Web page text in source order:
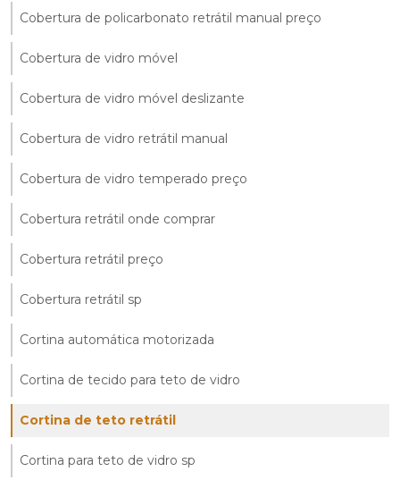
Cobertura de policarbonato retrátil manual preço
Cobertura de vidro móvel
Cobertura de vidro móvel deslizante
Cobertura de vidro retrátil manual
Cobertura de vidro temperado preço
Cobertura retrátil onde comprar
Cobertura retrátil preço
Cobertura retrátil sp
Cortina automática motorizada
Cortina de tecido para teto de vidro
Cortina de teto retrátil
Cortina para teto de vidro sp